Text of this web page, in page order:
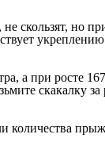
скользят, но
а при росте
скакалку
количества